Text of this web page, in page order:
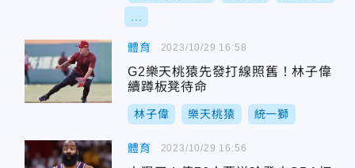
體育
G2樂天桃猿先發打線照舊！林子偉
續蹲板凳待命
林子偉 樂天桃猿 統一獅
2023/10/29 16:58
體育 2023/10/29 16:56